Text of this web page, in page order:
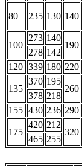
80 235 130 140
100
273 140
190
278 142
120 339 180 220
135
370 195
260
378 218
155 430 236 290
175
420 212
320
465 255